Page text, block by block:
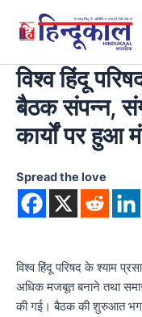
विश्व हिंदू
बैठक संपन्न,
कार्यों पर हुआ
Spread the love
विश्व हिंदू परिषद के श्याम
अधिक मजबूत बनाने तथा समाज
की गई। बैठक की शुरुआत